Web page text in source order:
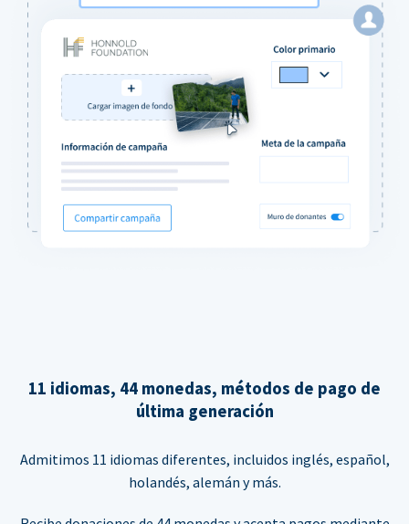
11 idiomas, 44 monedas, métodos de pago de
última generación
Admitimos 11 idiomas diferentes, incluidos inglés, español,
holandés, alemán y más.